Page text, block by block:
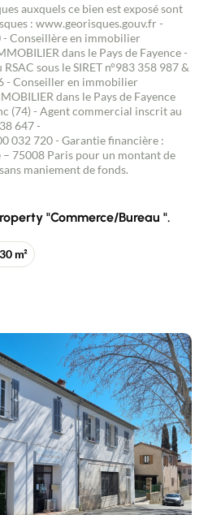
an advisor
Sell
auxquels ce bien est exposé sont
: www.georisques.gouv.fr -
- Conseillère en immobilier
dans le Pays de Fayence -
sous le SIRET n°983 358 987 &
- Conseiller en immobilier
dans le Pays de Fayence
(74) - Agent commercial inscrit au
647 -
032 720 - Garantie financière :
75008 Paris pour un montant de
maniement de fonds.
"Commerce/Bureau ".
30 m²